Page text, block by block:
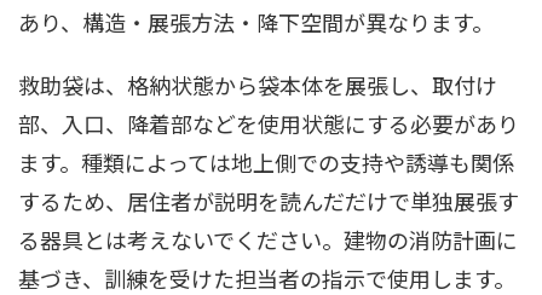
あり、構造・展張方法・降下空間が異なります。
救助袋は、格納状態から袋本体を展張し、取付け
部、入口、降着部などを使用状態にする必要があり
ます。種類によっては地上側での支持や誘導も関係
するため、居住者が説明を読んだだけで単独展張す
る器具とは考えないでください。建物の消防計画に
基づき、訓練を受けた担当者の指示で使用します。